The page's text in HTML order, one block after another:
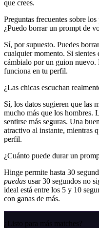
que crees.
Preguntas frecuentes sobre
¿Puedo borrar un prompt de
Sí, por supuesto. Puedes
cualquier momento. Si sientes
cámbialo por un guion nuevo.
funciona en tu perfil.
¿Las chicas escuchan
Sí, los datos sugieren que las
mucho más que los hombres.
sentirse más seguras. Una
atractivo al instante, mientras
perfil.
¿Cuánto puede durar un
Hinge permite hasta 30
puedas usar 30 segundos no
ideal está entre los 5 y 10
con ganas de más.
¿Listo para más matches?